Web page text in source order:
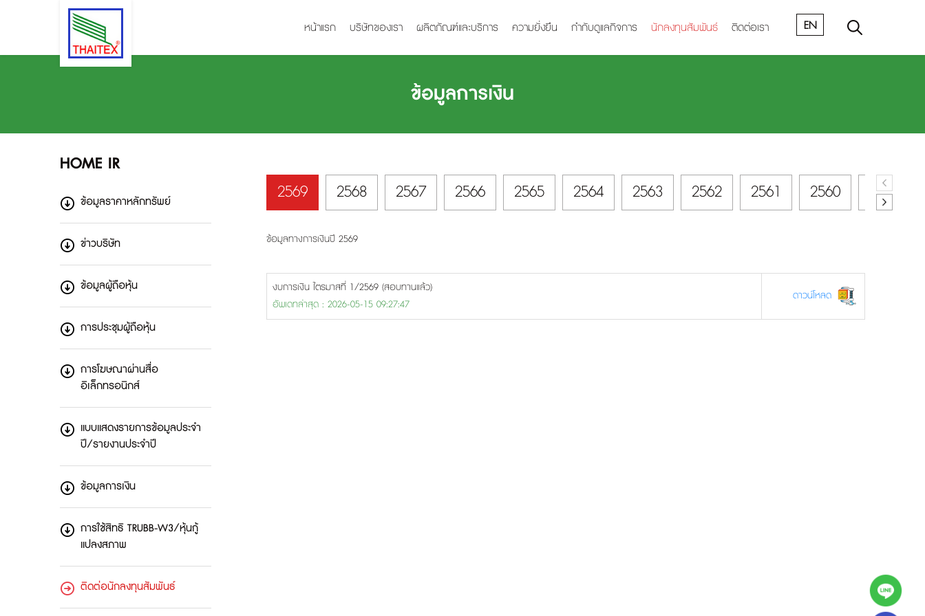
หน้าแรก บริษัทของเรา ผลิตภัณฑ์และบริการ ความยั่งยืน กำกับดูแลกิจการ นักลงทุนสัมพันธ์ ติดต่อเรา EN
ข้อมูลการเงิน
HOME IR
ข้อมูลราคาหลักทรัพย์
ข่าวบริษัท
ข้อมูลผู้ถือหุ้น
การประชุมผู้ถือหุ้น
การโฆษณาผ่านสื่อ
อิเล็กทรอนิกส์
แบบแสดงรายการข้อมูลประจำ
ปี/รายงานประจำปี
ข้อมูลการเงิน
การใช้สิทธิ TRUBB-W3/หุ้นกู้
แปลงสภาพ
ติดต่อนักลงทุนสัมพันธ์
2569 2568 2567 2566 2565 2564 2563 2562 2561 2560 2559
ข้อมูลทางการเงินปี 2569
งบการเงิน ไตรมาสที่ 1/2569 (สอบทานแล้ว)
อัพเดทล่าสุด : 2026-05-15 09:27:47
ดาวน์โหลด